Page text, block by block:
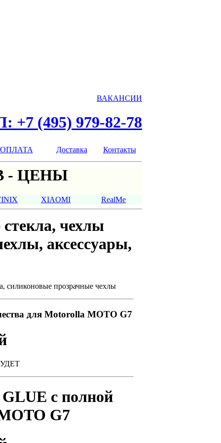
ВАКАНСИИ
+7 (495) 979-82-78
ОПЛАТА Доставка Контакты
- ЦЕНЫ
XIAOMI RealMe
чехлы
аксессуары,
силиконовые прозрачные чехлы
для Motorolla MOTO G7
с полной
G7